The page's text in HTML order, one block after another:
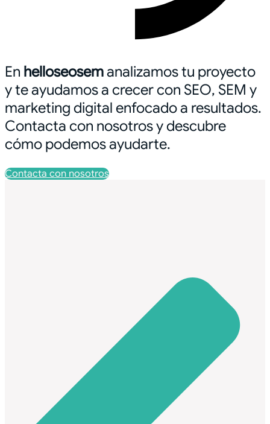
En helloseosemanalizamos tu proyecto
y te ayudamos a crecer con SEO, SEM y
marketing digital enfocado a resultados.
Contacta con nosotros y descubre
cómo podemos ayudarte.
Contacta con nosotros